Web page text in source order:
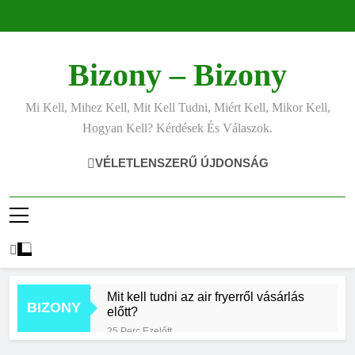
Bizony – Bizony
Mi Kell, Mihez Kell, Mit Kell Tudni, Miért Kell, Mikor Kell,
Hogyan Kell? Kérdések És Válaszok.
VÉLETLENSZERŰ ÚJDONSÁG
BIZONY
Mit kell tudni az air fryerről vásárlás
előtt?
25 Perc Ezelőtt